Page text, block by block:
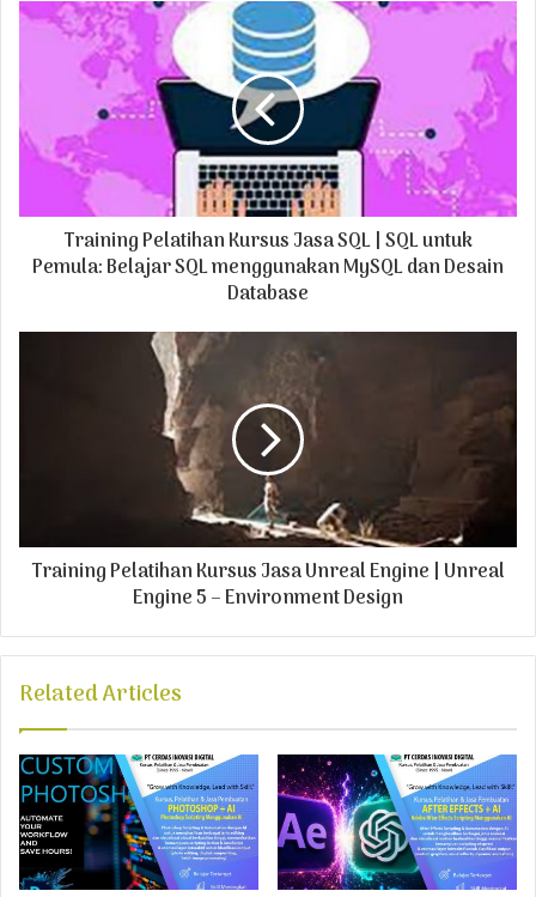
u
i
s
Training Pelatihan Kursus Jasa SQL | SQL untuk
Pemula: Belajar SQL menggunakan MySQL dan Desain
Database
Training Pelatihan Kursus Jasa Unreal Engine | Unreal
Engine 5 – Environment Design
Related Articles